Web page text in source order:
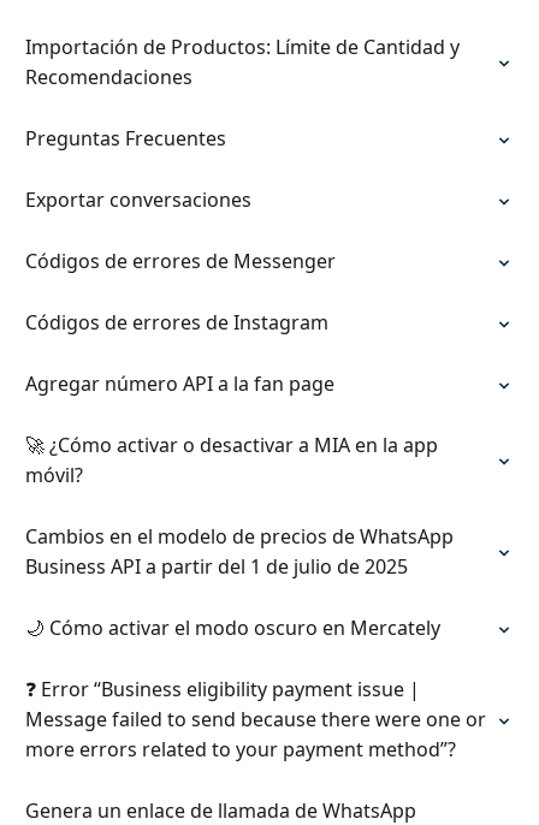
Importación de Productos: Límite de Cantidad y
Recomendaciones
Preguntas Frecuentes
Exportar conversaciones
Códigos de errores de Messenger
Códigos de errores de Instagram
Agregar número API a la fan page
🚀 ¿Cómo activar o desactivar a MIA en la app
móvil?
Cambios en el modelo de precios de WhatsApp
Business API a partir del 1 de julio de 2025
🌙 Cómo activar el modo oscuro en Mercately
❓ Error “Business eligibility payment issue |
Message failed to send because there were one or
more errors related to your payment method”?
Genera un enlace de llamada de WhatsApp